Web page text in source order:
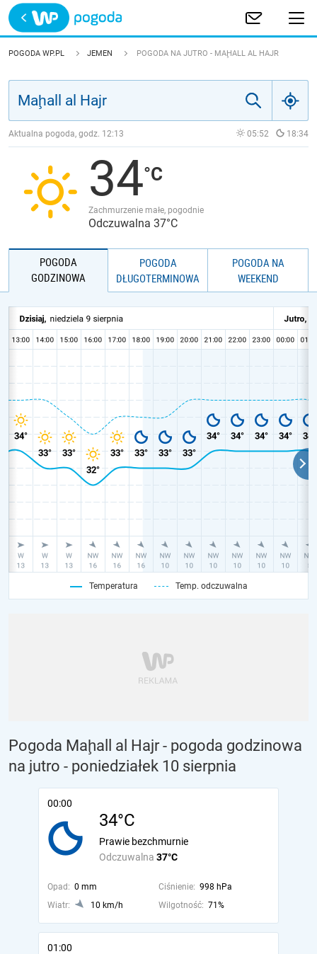
Trwa ładowanie
POLSKA
JAKOŚĆ POWIETRZA
POGODA WP.PL JEMEN POGODA NA JUTRO - MAḨALL AL HAJR
Aktualna pogoda, godz. 12:13 05:52 18:34
34
Zachmurzenie małe, pogodnie
Odczuwalna 37°C
POGODA
GODZINOWA
POGODA
DŁUGOTERMINOWA
POGODA NA
WEEKEND
Temperatura Temp. odczuwalna
Pogoda Maḩall al Hajr - pogoda godzinowa
na jutro - poniedziałek 10 sierpnia
00:00
34°C
Odczuwalna 37°C
Prawie bezchmurnie
Opad: 0 mm Ciśnienie: 998 hPa
Wiatr:
10 km/h Wilgotność: 71%
01:00